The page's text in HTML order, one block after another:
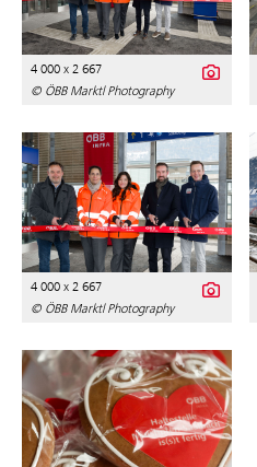
4 000 x 2 667
© ÖBB Marktl Photography
4 000 x 2 667
© ÖBB Marktl Photography